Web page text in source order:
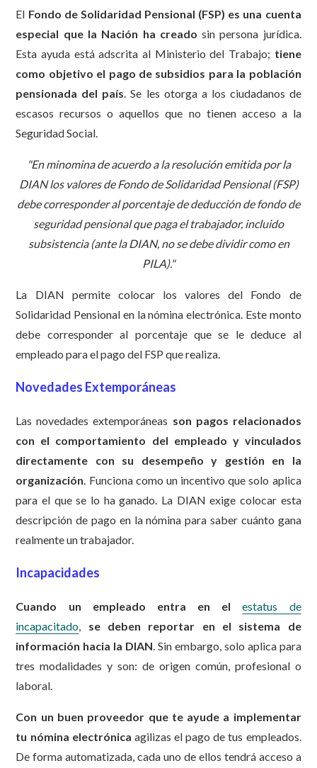
El Fondo de Solidaridad Pensional (FSP) es una cuenta
especial que la Nación ha creado sin persona jurídica.
Esta ayuda está adscrita al Ministerio del Trabajo; tiene
como objetivo el pago de subsidios para la población
pensionada del país. Se les otorga a los ciudadanos de
escasos recursos o aquellos que no tienen acceso a la
Seguridad Social.
"En minomina de acuerdo a la resolución emitida por la
DIAN los valores de Fondo de Solidaridad Pensional (FSP)
debe corresponder al porcentaje de deducción de fondo de
seguridad pensional que paga el trabajador, incluido
subsistencia (ante la DIAN, no se debe dividir como en
PILA)."
La DIAN permite colocar los valores del Fondo de
Solidaridad Pensional en la nómina electrónica. Este monto
debe corresponder al porcentaje que se le deduce al
empleado para el pago del FSP que realiza.
Novedades Extemporáneas
Las novedades extemporáneas son pagos relacionados
con el comportamiento del empleado y vinculados
directamente con su desempeño y gestión en la
organización. Funciona como un incentivo que solo aplica
para el que se lo ha ganado. La DIAN exige colocar esta
descripción de pago en la nómina para saber cuánto gana
realmente un trabajador.
Incapacidades
Cuando un empleado entra en elestatus de
incapacitado, se deben
reportar en el sistema de
información hacia la DIAN. Sin embargo, solo aplica para
tres modalidades y son: de origen común, profesional o
laboral.
Con un buen proveedor que te ayude a implementar
tu nómina electrónica agilizas el pago de tus empleados.
De forma automatizada, cada uno de ellos tendrá acceso a